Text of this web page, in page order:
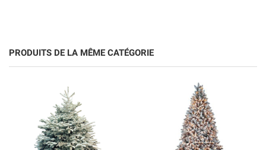
PRODUITS DE LA MÊME CATÉGORIE